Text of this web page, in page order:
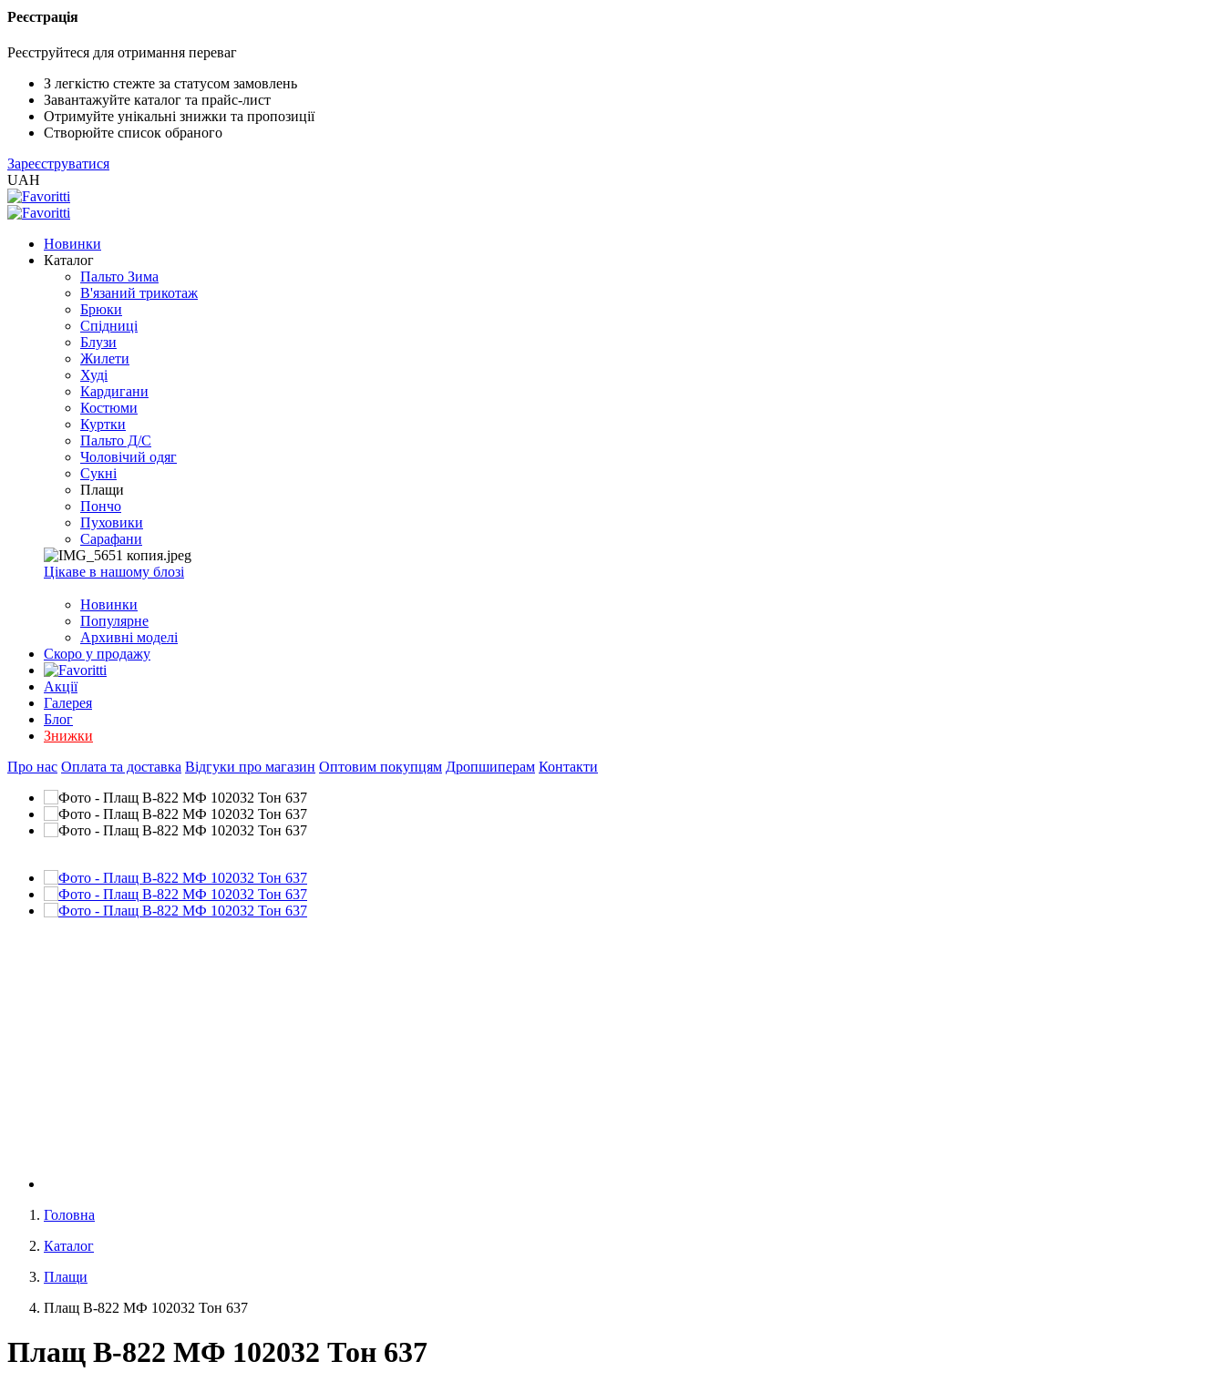
Реєстрація
Реєструйтеся для отримання переваг
З легкістю стежте за статусом замовлень
Завантажуйте каталог та прайс-лист
Отримуйте унікальні знижки та пропозиції
Створюйте список обраного
Зареєструватися
UAH
Новинки
Каталог
Пальто Зима
В'язаний трикотаж
Брюки
Спідниці
Блузи
Жилети
Худі
Кардигани
Костюми
Куртки
Пальто Д/С
Чоловічий одяг
Сукні
Плащи
Пончо
Пуховики
Сарафани
Цікаве в нашому блозі
Новинки
Популярне
Архивні моделі
Скоро у продажу
Акції
Галерея
Блог
Знижки
Про нас Оплата та доставка Відгуки про магазин Оптовим покупцям Дропшиперам Контакти
Головна
Каталог
Плащи
Плащ В-822 МФ 102032 Тон 637
Плащ В-822 МФ 102032 Тон 637
/
2005
(Розн.)
/
EXCEL
2005
(Опт)
XLSX